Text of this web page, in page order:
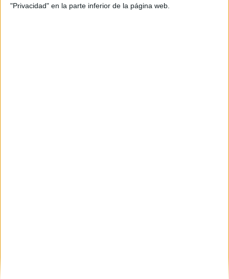
"Privacidad" en la parte inferior de la página web.
Aceptolos Términos y Condicionesde uso*